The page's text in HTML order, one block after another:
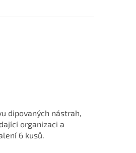
dipovaných nástrah,
organizaci a
6 kusů.